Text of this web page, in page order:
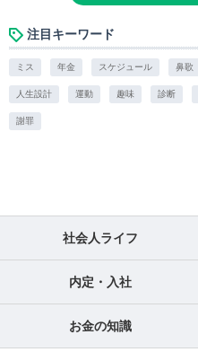
注目キーワード
ミス 年金 スケジュール 鼻歌
人生設計 運動 趣味 診断
謝罪
社会人ライフ
内定・入社
お金の知識